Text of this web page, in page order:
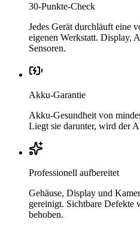
30-Punkte-Check
Jedes Gerät durchläuft eine
eigenen Werkstatt. Display,
Sensoren.
Akku-Garantie
Akku-Gesundheit von
Liegt sie darunter, wird der
Professionell aufbereitet
Gehäuse, Display und
gereinigt. Sichtbare Defekte
behoben.